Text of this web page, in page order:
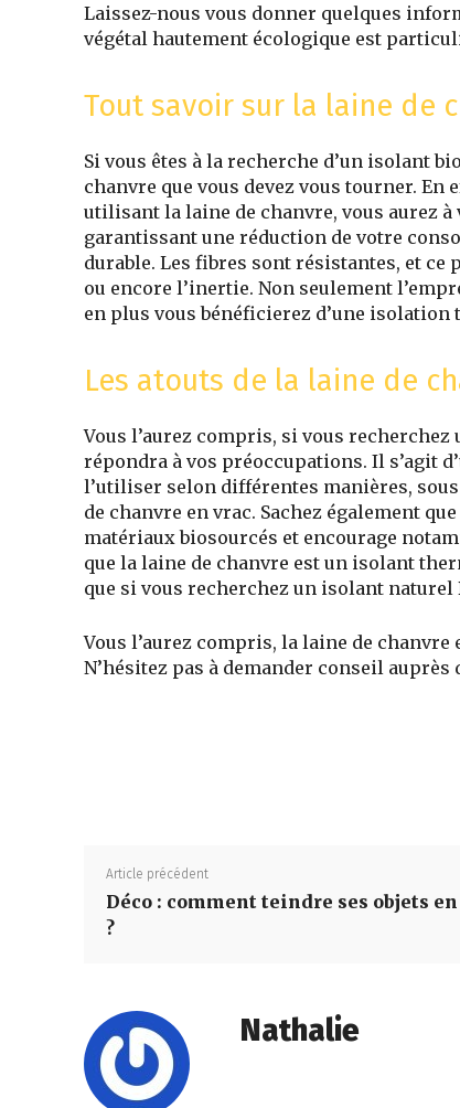
Laissez-nous vous donner quelques
végétal hautement écologique est
Tout savoir sur la laine de
Si vous êtes à la recherche d’un isolant
chanvre que vous devez vous tourner. En
utilisant la laine de chanvre, vous aurez
garantissant une réduction de votre
durable. Les fibres sont résistantes, et
ou encore l’inertie. Non seulement
en plus vous bénéficierez d’une
Les atouts de la laine de
Vous l’aurez compris, si vous
répondra à vos préoccupations. Il s’agit
l’utiliser selon différentes manières,
de chanvre en vrac. Sachez également
matériaux biosourcés et encourage
que la laine de chanvre est un isolant
que si vous recherchez un isolant naturel
Vous l’aurez compris, la laine de
N’hésitez pas à demander conseil
Article précédent
Déco : comment teindre ses objets
?
Nathalie